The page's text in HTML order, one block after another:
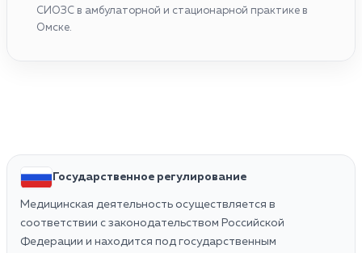
СИОЗС в амбулаторной и стационарной практике в
Омске.
Государственное регулирование
Медицинская деятельность осуществляется в
соответствии с законодательством Российской
Федерации и находится под государственным